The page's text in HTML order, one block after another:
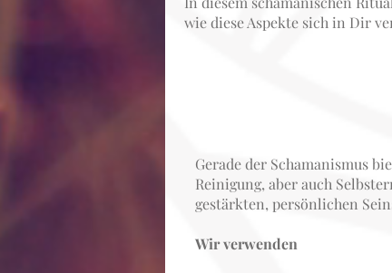
wie diese Aspekte sich in Dir
Gerade der Schamanismus
Reinigung, aber auch
gestärkten, persönlichen
Wir verwenden